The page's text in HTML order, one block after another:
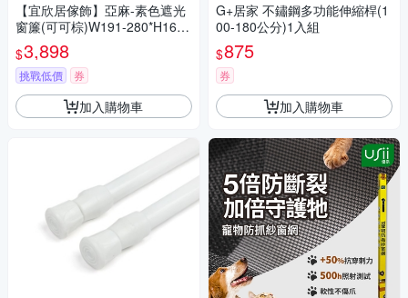
【宜欣居傢飾】亞麻-素色遮光
窗簾(可可棕)W191-280*H166-
180cm以內(可指定尺寸)*2片/
遮光/摺景/半腰/窗簾/台灣製MI
T
$3,898
挑戰低價 券
加入購物車
G+居家 不鏽鋼多功能伸縮桿(1
00-180公分)1入組
$875
券
加入購物車